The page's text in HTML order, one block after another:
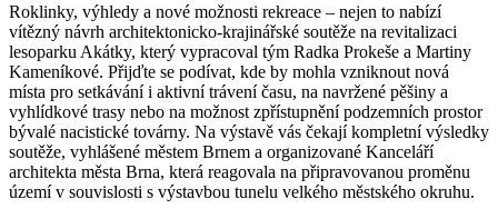
Roklinky, výhledy a nové možnosti rekreace – nejen to nabízí
vítězný návrh architektonicko-krajinářské soutěže na revitalizaci
lesoparku Akátky, který vypracoval tým Radka Prokeše a Martiny
Kameníkové. Přijďte se podívat, kde by mohla vzniknout nová
místa pro setkávání i aktivní trávení času, na navržené pěšiny a
vyhlídkové trasy nebo na možnost zpřístupnění podzemních prostor
bývalé nacistické továrny. Na výstavě vás čekají kompletní výsledky
soutěže, vyhlášené městem Brnem a organizované Kanceláří
architekta města Brna, která reagovala na připravovanou proměnu
území v souvislosti s výstavbou tunelu velkého městského okruhu.